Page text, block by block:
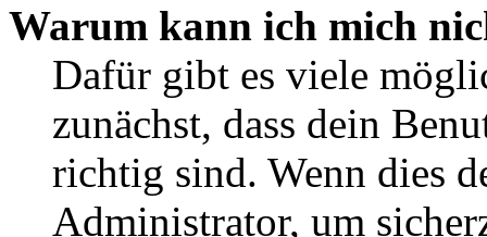
Warum kann ich mich
Dafür gibt es viele
zunächst, dass dein
richtig sind. Wenn dies
Administrator, um